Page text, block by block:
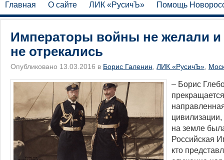
Главная О сайте ЛИК «РусичЪ» Помощь
Императоры войны не желали и
не отрекались
Опубликовано 13.03.2016 в Борис Галенин ЛИК «РусичЪ»
​– Борис
на земле
Российская
кто